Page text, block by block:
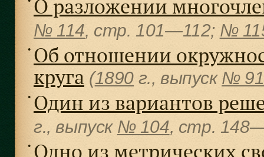
О разложении
№ 114, cтр. 101—112; №
● Об отношении
круга (1890 г., выпуск № 91
● Один из вариантов
г., выпуск № 104, cтр.
● Одно из метрических